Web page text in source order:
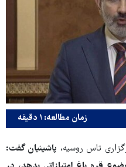
زمان مطالعه: ۱ دقیقه
تاس روسیه، پاشینیان گفت: